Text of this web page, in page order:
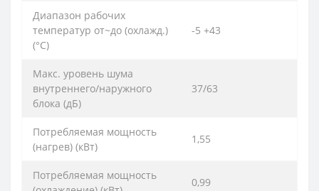
Диапазон рабочих
температур от~до (охлажд.)
(°C)
-5 +43
Макс. уровень шума
внутреннего/наружного
блока (дБ)
37/63
Потребляемая мощность
(нагрев) (кВт)
1,55
Потребляемая мощность
0,99